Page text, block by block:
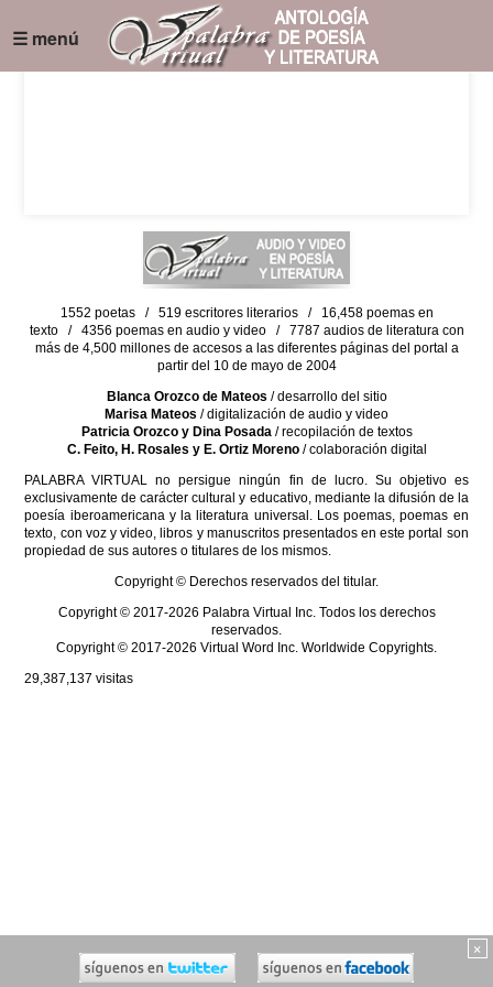
☰ menú
×
1552 poetas / 519 escritores literarios / 16,458 poemas en
texto / 4356 poemas en audio y video / 7787 audios de literatura con
más de 4,500 millones de accesos a las diferentes páginas del portal a
partir del 10 de mayo de 2004
Blanca Orozco de Mateos / desarrollo del sitio
Marisa Mateos / digitalización de audio y video
Patricia Orozco y Dina Posada/ recopilación de textos
C. Feito, H. Rosales y E. Ortiz Moreno/ colaboración digital
PALABRA VIRTUAL no persigue ningún fin de lucro. Su objetivo es
exclusivamente de carácter cultural y educativo, mediante la difusión de la
poesía iberoamericana y la literatura universal. Los poemas, poemas en
texto, con voz y video, libros y manuscritos presentados en este portal son
propiedad de sus autores o titulares de los mismos.
Copyright © Derechos reservados del titular.
Copyright © 2017-2026 Palabra Virtual Inc. Todos los derechos
reservados.
Copyright © 2017-2026 Virtual Word Inc. Worldwide Copyrights.
29,387,137 visitas